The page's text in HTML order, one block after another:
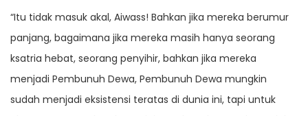
“Itu tidak masuk akal, Aiwass! Bahkan jika mereka berumur
panjang, bagaimana jika mereka masih hanya seorang
ksatria hebat, seorang penyihir, bahkan jika mereka
menjadi Pembunuh Dewa, Pembunuh Dewa mungkin
sudah menjadi eksistensi teratas di dunia ini, tapi untuk